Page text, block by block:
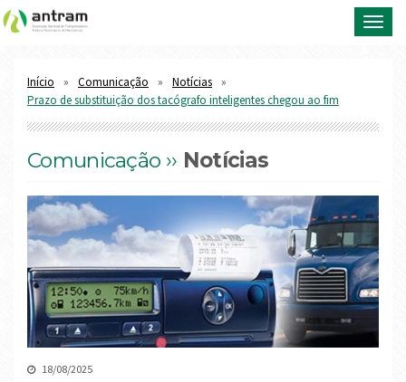
Início Comunicação
Notícias
Prazo de substituição dos tacógrafo inteligentes chegou ao fim
Comunicação ›› Notícias
18/08/2025